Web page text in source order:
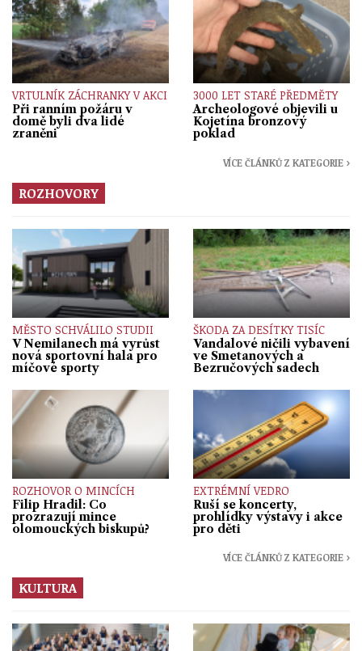
VRTULNÍK ZÁCHRANKY V AKCI
Při ranním požáru v
domě byli dva lidé
zraněni
3000 LET STARÉ PŘEDMĚTY
Archeologové objevili u
Kojetína bronzový
poklad
VÍCE ČLÁNKŮ Z KATEGORIE ›
ROZHOVORY
MĚSTO SCHVÁLILO STUDII
V Nemilanech má vyrůst
nová sportovní hala pro
míčové sporty
ŠKODA ZA DESÍTKY TISÍC
Vandalové ničili vybavení
ve Smetanových a
Bezručových sadech
ROZHOVOR O MINCÍCH
Filip Hradil: Co
prozrazují mince
olomouckých biskupů?
EXTRÉMNÍ VEDRO
Ruší se koncerty,
prohlídky výstavy i akce
pro děti
VÍCE ČLÁNKŮ Z KATEGORIE ›
KULTURA